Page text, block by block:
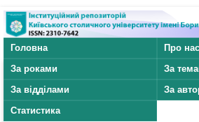
Головна
Про нас
За роками
За
За відділами
За
Статистика